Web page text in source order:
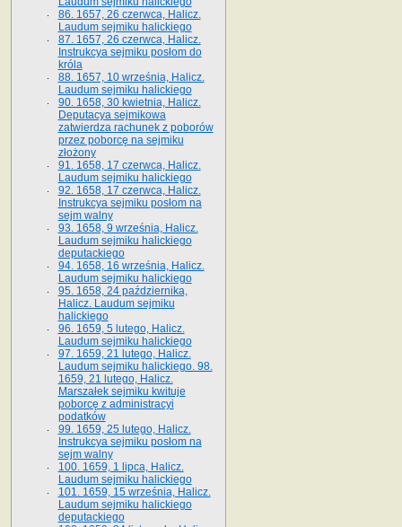
86. 1657, 26 czerwca, Halicz.
Laudum sejmiku halickiego
87. 1657, 26 czerwca, Halicz.
Instrukcya sejmiku posłom do
króla
88. 1657, 10 września, Halicz.
Laudum sejmiku halickiego
90. 1658, 30 kwietnia, Halicz.
Deputacya sejmikowa
zatwierdza rachunek z poborów
przez poborcę na sejmiku
złożony
91. 1658, 17 czerwca, Halicz.
Laudum sejmiku halickiego
92. 1658, 17 czerwca, Halicz.
Instrukcya sejmiku posłom na
sejm walny
93. 1658, 9 września, Halicz.
Laudum sejmiku halickiego
deputackiego
94. 1658, 16 września, Halicz.
Laudum sejmiku halickiego
95. 1658, 24 października,
Halicz. Laudum sejmiku
halickiego
96. 1659, 5 lutego, Halicz.
Laudum sejmiku halickiego
97. 1659, 21 lutego, Halicz.
Laudum sejmiku halickiego. 98.
1659, 21 lutego, Halicz.
Marszałek sejmiku kwituje
poborcę z administracyi
podatków
99. 1659, 25 lutego, Halicz.
Instrukcya sejmiku posłom na
sejm walny
100. 1659, 1 lipca, Halicz.
Laudum sejmiku halickiego
101. 1659, 15 września, Halicz.
Laudum sejmiku halickiego
deputackiego